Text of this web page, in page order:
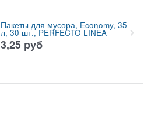
Пакеты для мусора, Economy, 35
л, 30 шт., PERFECTO LINEA
3,25 руб